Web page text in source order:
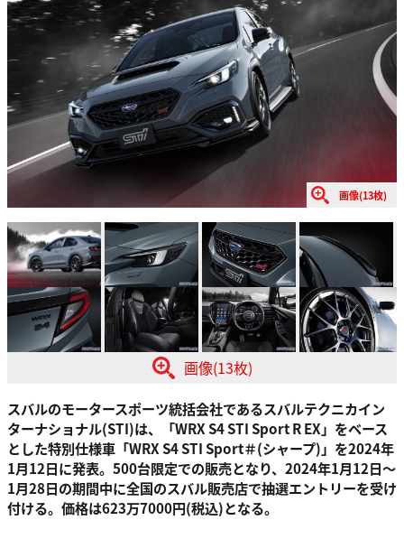
画像(13枚)
画像(13枚)
スバルのモータースポーツ統括会社であるスバルテクニカイン
ターナショナル(STI)は、「WRX S4 STI Sport R EX」をベース
とした特別仕様車「WRX S4 STI Sport＃(シャープ)」を2024年
1月12日に発表。500台限定での販売となり、2024年1月12日～
1月28日の期間中に全国のスバル販売店で抽選エントリーを受け
付ける。価格は623万7000円(税込)となる。